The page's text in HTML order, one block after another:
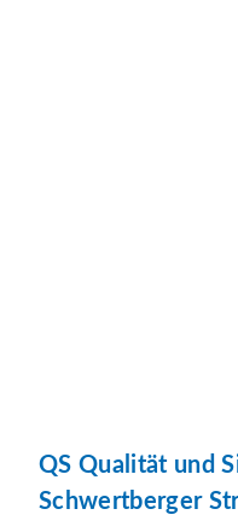
QS Qualität und
Schwertberger